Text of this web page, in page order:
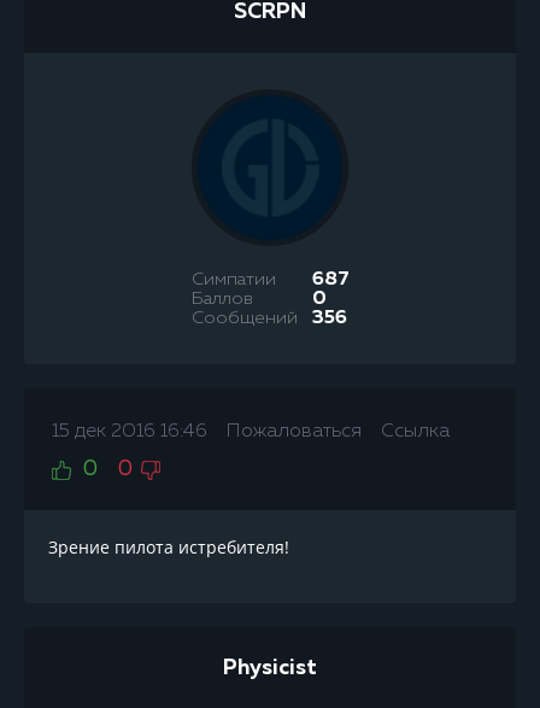
SCRPN
Симпатии 687
Баллов 0
Сообщений 356
15 дек 2016 16:46 Пожаловаться Ссылка
0 0
Зрение пилота истребителя!
Physicist